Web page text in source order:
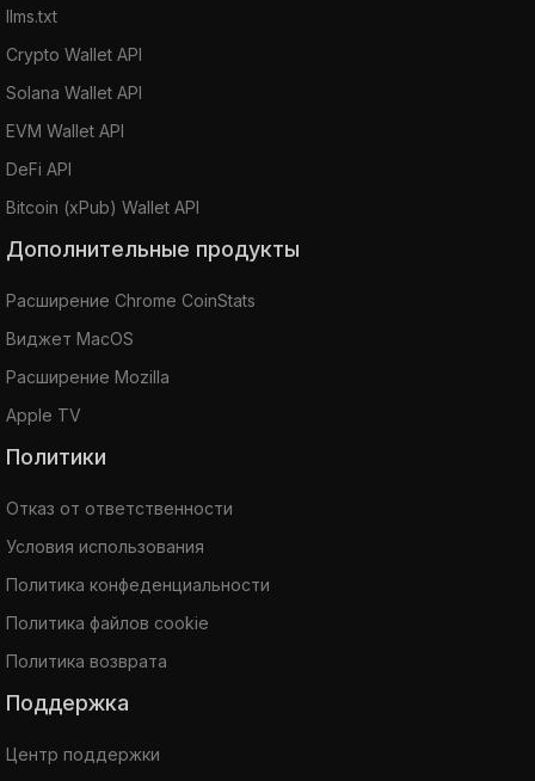
llms.txt
Crypto Wallet API
Solana Wallet API
EVM Wallet API
DeFi API
Bitcoin (xPub) Wallet API
Дополнительные продукты
Расширение Chrome CoinStats
Виджет MacOS
Расширение Mozilla
Apple TV
Политики
Отказ от ответственности
Условия использования
Политика конфеденциальности
Политика файлов cookie
Политика возврата
Поддержка
Центр поддержки